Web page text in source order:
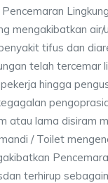
mengakibatkan air/
tifus dan
telah tercemar
hingga
atau lama disiram
/ Toilet
terhirup